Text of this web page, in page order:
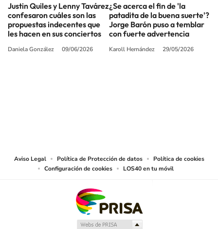
Justin Quiles y Lenny Tavárez
confesaron cuáles son las
propuestas indecentes que
les hacen en sus conciertos
Daniela González 09/06/2026
¿Se acerca el fin de 'la
patadita de la buena suerte'?
Jorge Barón puso a temblar
con fuerte advertencia
Karoll Hernández 29/05/2026
Aviso Legal Política de Protección de datos
Política de cookies
Configuración de cookies
LOS40 en tu móvil